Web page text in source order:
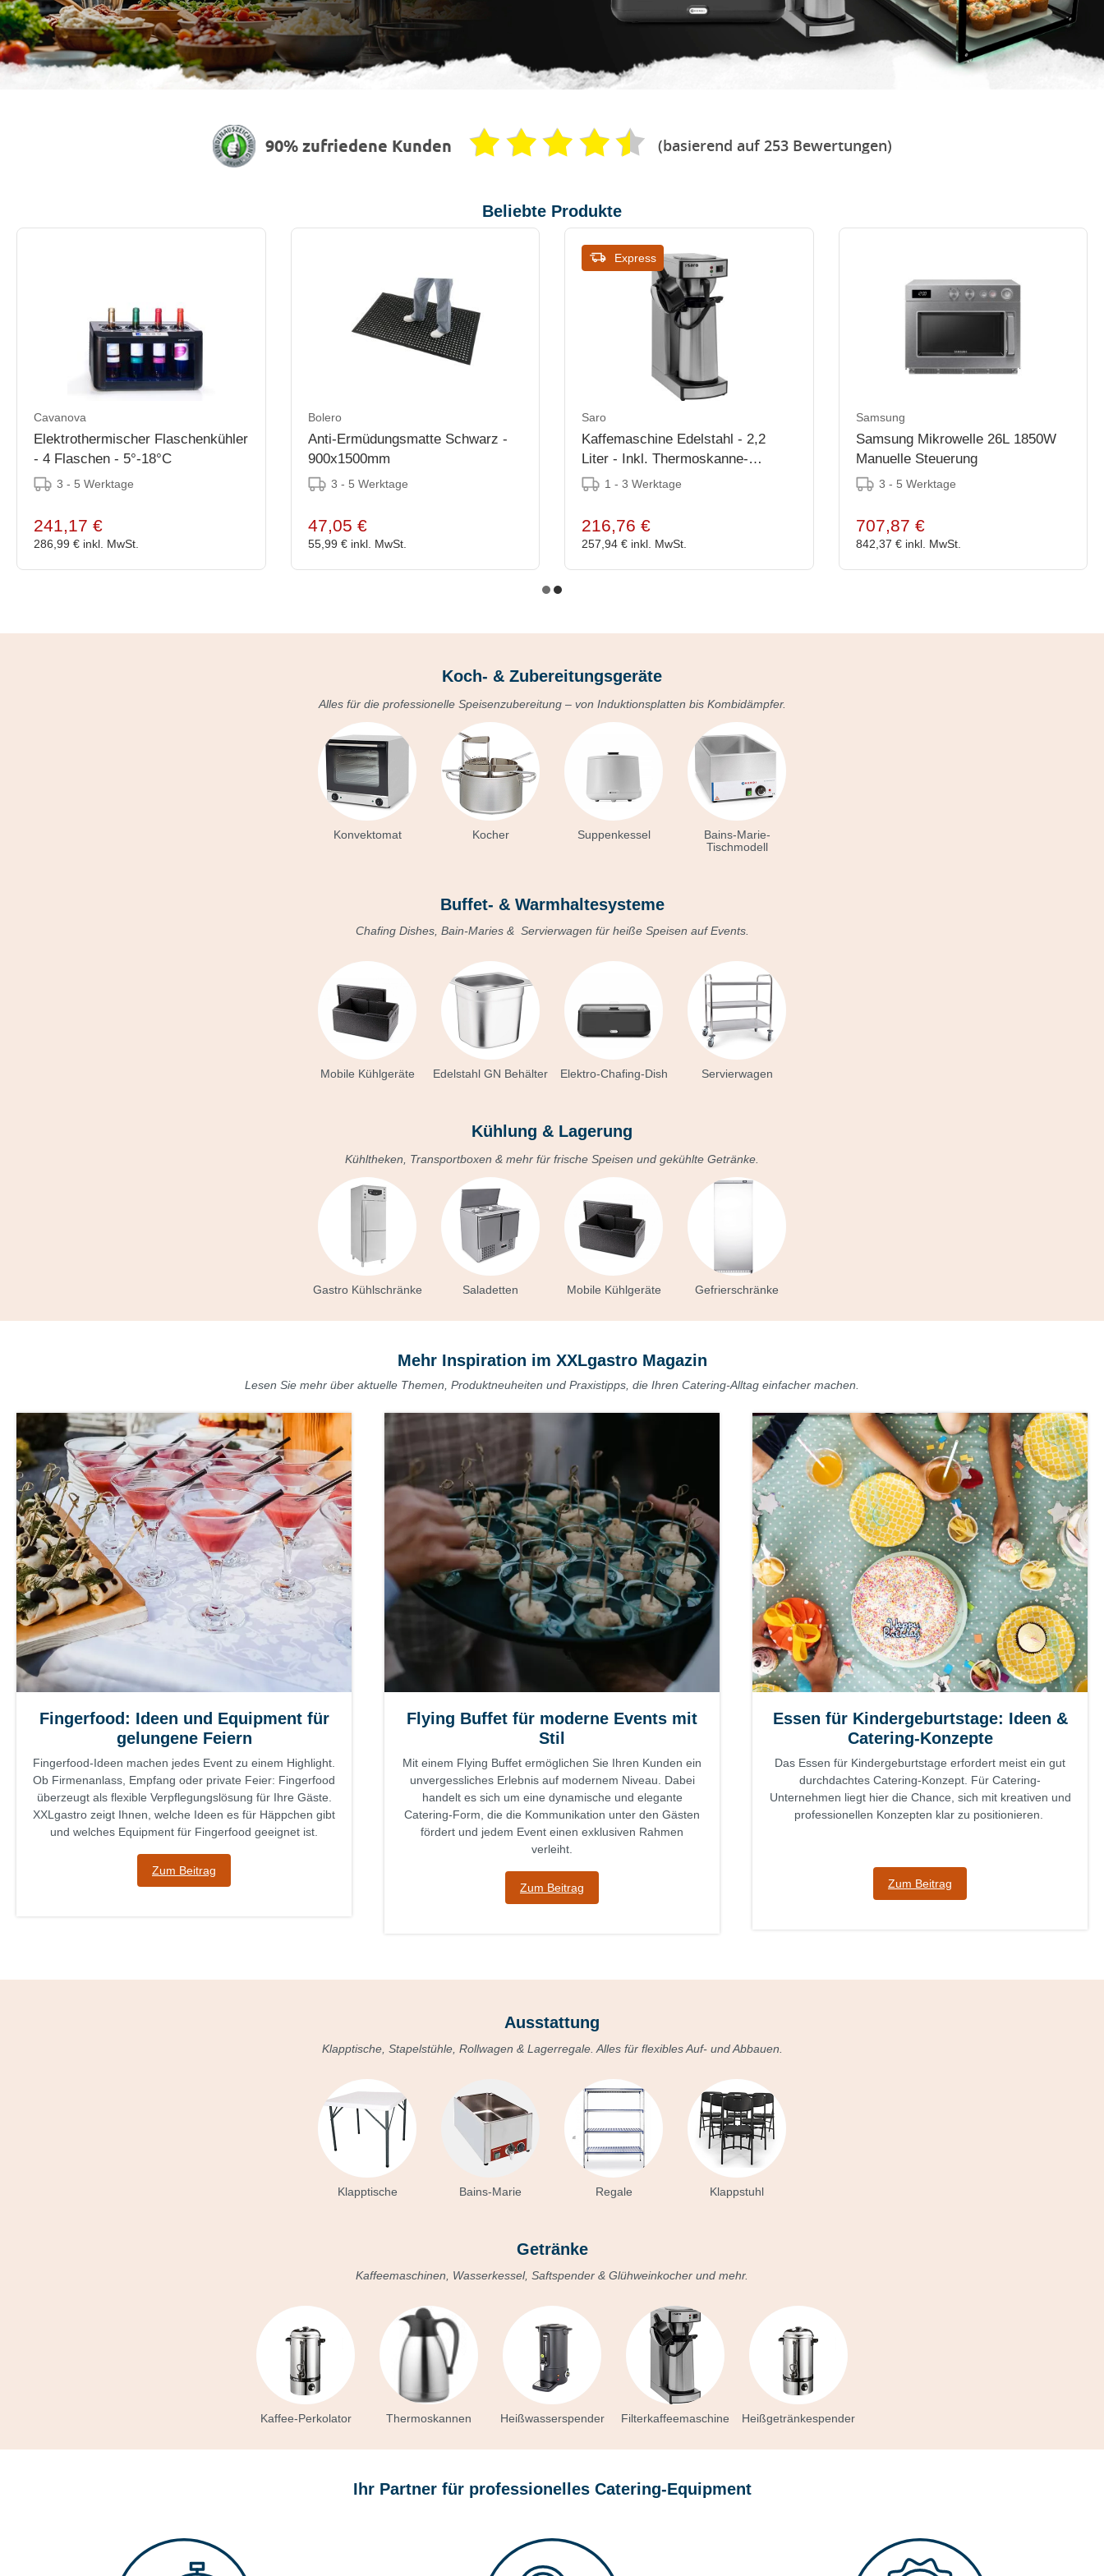
90% zufriedene Kunden (basierend auf 253 Bewertungen)
Beliebte Produkte
Cavanova
Elektrothermischer Flaschenkühler
- 4 Flaschen - 5°-18°C
3 - 5 Werktage
241,17 €
286,99 € inkl. MwSt.
Bolero
Anti-Ermüdungsmatte Schwarz -
900x1500mm
3 - 5 Werktage
47,05 €
55,99 € inkl. MwSt.
Express
Saro
Kaffemaschine Edelstahl - 2,2
Liter - Inkl. Thermoskanne-
195x360x(h)550mm
1 - 3 Werktage
216,76 €
257,94 € inkl. MwSt.
Samsung
Samsung Mikrowelle 26L 1850W
Manuelle Steuerung
3 - 5 Werktage
707,87 €
842,37 € inkl. MwSt.
Koch- & Zubereitungsgeräte
Alles für die professionelle Speisenzubereitung – von Induktionsplatten bis Kombidämpfer.
Konvektomat Kocher Suppenkessel
Bains-Marie-
Tischmodell
Buffet- & Warmhaltesysteme
Chafing Dishes, Bain-Maries & Servierwagen für heiße Speisen auf Events.
Mobile Kühlgeräte Edelstahl GN Behälter Elektro-Chafing-Dish Servierwagen
Kühlung & Lagerung
Kühltheken, Transportboxen & mehr für frische Speisen und gekühlte Getränke.
Gastro Kühlschränke Saladetten Mobile Kühlgeräte Gefrierschränke
Mehr Inspiration im XXLgastro Magazin
Lesen Sie mehr über aktuelle Themen, Produktneuheiten und Praxistipps, die Ihren Catering-Alltag einfacher machen.
Fingerfood: Ideen und Equipment für
gelungene Feiern
Fingerfood-Ideen machen jedes Event zu einem Highlight.
Ob Firmenanlass, Empfang oder private Feier: Fingerfood
überzeugt als flexible Verpflegungslösung für Ihre Gäste.
XXLgastro zeigt Ihnen, welche Ideen es für Häppchen gibt
und welches Equipment für Fingerfood geeignet ist.
Zum Beitrag
Flying Buffet für moderne Events mit
Stil
Mit einem Flying Buffet ermöglichen Sie Ihren Kunden ein
unvergessliches Erlebnis auf modernem Niveau. Dabei
handelt es sich um eine dynamische und elegante
Catering-Form, die die Kommunikation unter den Gästen
fördert und jedem Event einen exklusiven Rahmen
verleiht.
Zum Beitrag
Essen für Kindergeburtstage: Ideen &
Catering-Konzepte
Das Essen für Kindergeburtstage erfordert meist ein gut
durchdachtes Catering-Konzept. Für Catering-
Unternehmen liegt hier die Chance, sich mit kreativen und
professionellen Konzepten klar zu positionieren.
Zum Beitrag
Ausstattung
Klapptische, Stapelstühle, Rollwagen & Lagerregale. Alles für flexibles Auf- und Abbauen.
Klapptische Bains-Marie Regale Klappstuhl
Getränke
Kaffeemaschinen, Wasserkessel, Saftspender & Glühweinkocher und mehr.
Kaffee-Perkolator Thermoskannen Heißwasserspender Filterkaffeemaschine Heißgetränkespender
Ihr Partner für professionelles Catering-Equipment